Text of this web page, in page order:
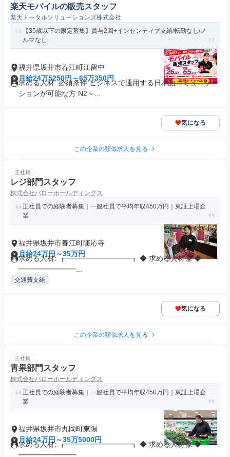
楽天モバイルの販売スタッフ
楽天トータルソリューションズ株式会社
【35歳以下の限定募集】賞与2回+インセンティブ支給/転勤なし/ノ
ルマなし
福井県坂井市春江町江留中
月給24万5250円～65万350円
求める人材: 必須条件 ビジネスで通用する日本語コミュニケー
ションが可能な方 N2～...
気になる
この企業の類似求人を見る
正社員
レジ部門スタッフ
株式会社バローホールディングス
正社員での経験者募集｜一般社員で平均年収450万円｜東証上場企
業
福井県坂井市春江町随応寺
月給24万円～35万円
求める人材: ┏━━━━━━━━━┓ ◆ 求める人材像 ◆ ┗━
━━━━━━━━...
交通費支給
気になる
この企業の類似求人を見る
正社員
青果部門スタッフ
株式会社バローホールディングス
正社員での経験者募集｜一般社員で平均年収450万円｜東証上場企
業
福井県坂井市丸岡町東陽
月給24万円～35万5000円
求める人材: ┏━━━━━━━━━┓ ◆ 求める人材像 ◆ ┗━
━━━━━━━━...